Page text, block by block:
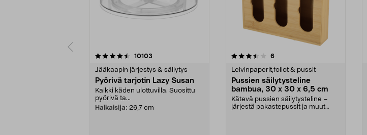
10103
Jääkaapin järjestys & säilytys
Pyörivä tarjotin Lazy Susan
Kaikki käden ulottuvilla. Suosittu
pyörivä ta...
Halkaisija: 26,7 cm
3.5viidestä
6arvostelut
Leivinpaperit,foliot & pussit
Pussien säilytysteline
bambua, 30 x 30 x 6,5 cm
Kätevä pussien säilytysteline –
järjestä pakastepussit ja muut
4.5viidestä